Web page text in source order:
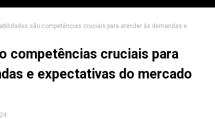
são competências cruciais para atender às demandas e
competências cruciais para
e expectativas do mercado